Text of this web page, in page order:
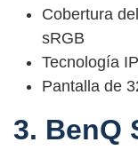
Cobertura
sRGB
Tecnología
Pantalla de
3. BenQ